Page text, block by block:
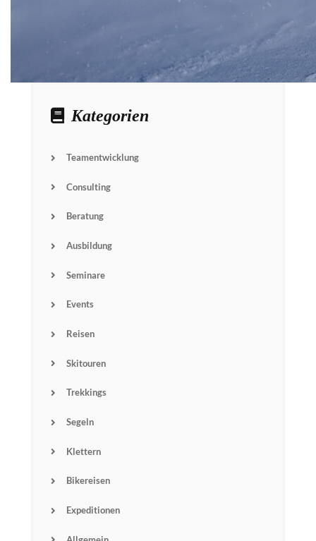
Kategorien
Teamentwicklung
Consulting
Beratung
Ausbildung
Seminare
Events
Reisen
Skitouren
Trekkings
Segeln
Klettern
Bikereisen
Expeditionen